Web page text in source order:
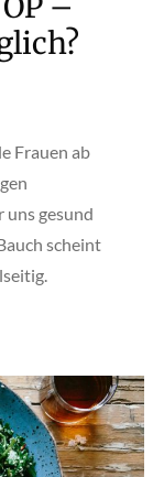
Frauen ab
uns gesund
scheint